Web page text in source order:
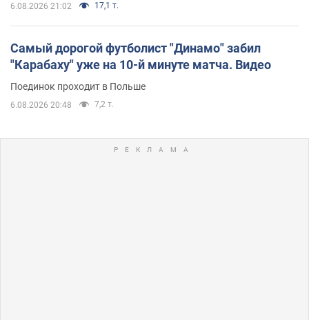
6.08.2026 21:02 17,1 т.
Самый дорогой футболист "Динамо" забил
"Карабаху" уже на 10-й минуте матча. Видео
Поединок проходит в Польше
6.08.2026 20:48 7,2 т.